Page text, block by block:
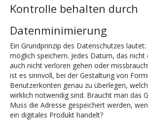
Kontrolle behalten durch
Datenminimierung
Ein Grundprinzip des Datenschutzes
möglich speichern. Jedes Datum, das
auch nicht verloren gehen oder
ist es sinnvoll, bei der Gestaltung von
Benutzerkonten genau zu überlegen,
wirklich notwendig sind. Braucht man das
Muss die Adresse gespeichert werden,
ein digitales Produkt handelt?